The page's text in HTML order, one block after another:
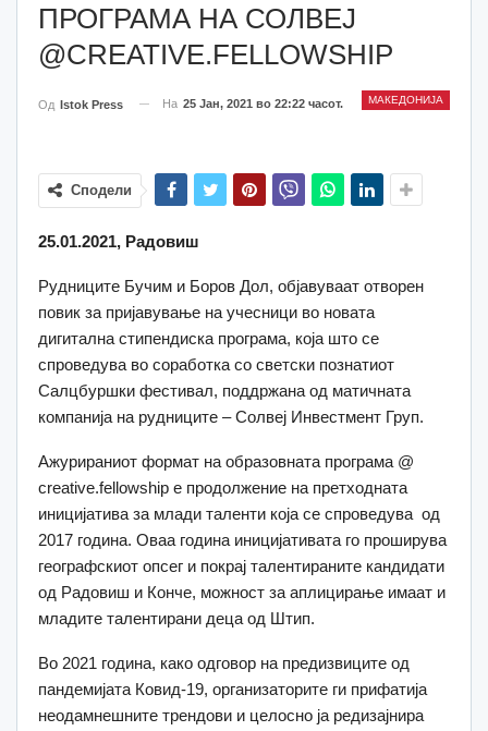
ПРОГРАМА НА СОЛВЕЈ
@CREATIVE.FELLOWSHIP
МАКЕДОНИЈА
Од Istok Press На 25 Јан, 2021 во 22:22 часот.
Сподели
25.01.2021, Радовиш
Рудниците Бучим и Боров Дол, објавуваат отворен
повик за пријавување на учесници во новата
дигитална стипендиска програма, која што се
спроведува во соработка со светски познатиот
Салцбуршки фестивал, поддржана од матичната
компанија на рудниците – Солвеј Инвестмент Груп.
Ажурираниот формат на образовната програма @
creative.fellowship е продолжение на претходната
иницијатива за млади таленти која се спроведува од
2017 година. Оваа година иницијативата го проширува
географскиот опсег и покрај талентираните кандидати
од Радовиш и Конче, можност за аплицирање имаат и
младите талентирани деца од Штип.
Во 2021 година, како одговор на предизвиците од
пандемијата Ковид-19, организаторите ги прифатија
неодамнешните трендови и целосно ја редизајнира